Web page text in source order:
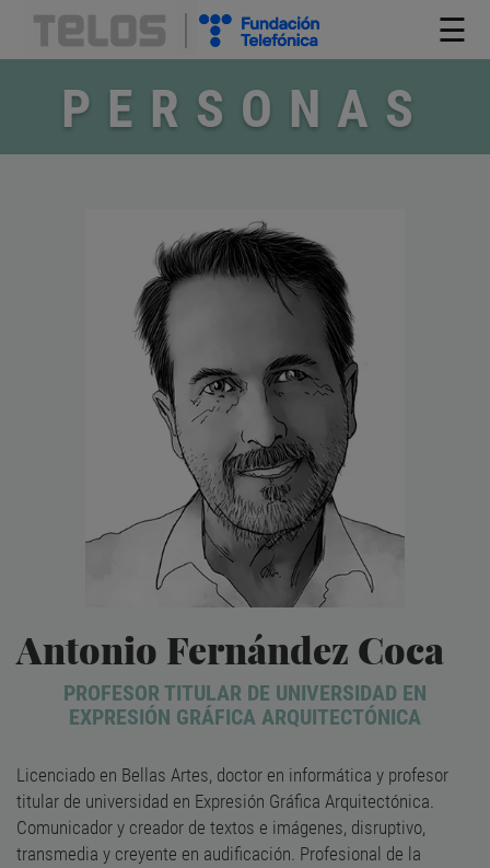
☰
PERSONAS
Antonio Fernández Coca
PROFESOR TITULAR DE UNIVERSIDAD EN
EXPRESIÓN GRÁFICA ARQUITECTÓNICA
Licenciado en Bellas Artes, doctor en informática y profesor
titular de universidad en Expresión Gráfica Arquitectónica.
Comunicador y creador de textos e imágenes, disruptivo,
transmedia y creyente en audificación. Profesional de la